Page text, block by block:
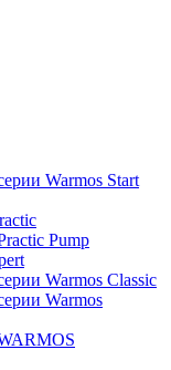
Warmos Start
Pump
Warmos Classic
Warmos